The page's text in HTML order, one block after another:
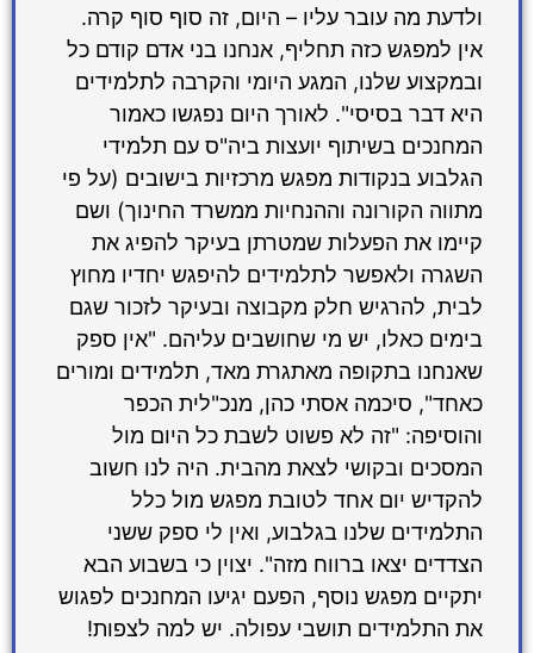
ולדעת מה עובר עליו – היום, זה סוף סוף קרה.
אין למפגש כזה תחליף, אנחנו בני אדם קודם כל
ובמקצוע שלנו, המגע היומי והקרבה לתלמידים
היא דבר בסיסי". לאורך היום נפגשו כאמור
המחנכים בשיתוף יועצות ביה"ס עם תלמידי
הגלבוע בנקודות מפגש מרכזיות בישובים (על פי
מתווה הקורונה וההנחיות ממשרד החינוך) ושם
קיימו את הפעלות שמטרתן בעיקר להפיג את
השגרה ולאפשר לתלמידים להיפגש יחדיו מחוץ
לבית, להרגיש חלק מקבוצה ובעיקר לזכור שגם
בימים כאלו, יש מי שחושבים עליהם. "אין ספק
שאנחנו בתקופה מאתגרת מאד, תלמידים ומורים
כאחד", סיכמה אסתי כהן, מנכ"לית הכפר
והוסיפה: "זה לא פשוט לשבת כל היום מול
המסכים ובקושי לצאת מהבית. היה לנו חשוב
להקדיש יום אחד לטובת מפגש מול כלל
התלמידים שלנו בגלבוע, ואין לי ספק ששני
הצדדים יצאו ברווח מזה". יצוין כי בשבוע הבא
יתקיים מפגש נוסף, הפעם יגיעו המחנכים לפגוש
את התלמידים תושבי עפולה. יש למה לצפות!